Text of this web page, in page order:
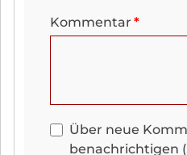
Pflichtfeld
Kommentar *
Über neue
benachrichtigen